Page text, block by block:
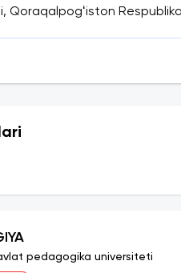
Qoraqalpogʻiston
pedagogika universiteti